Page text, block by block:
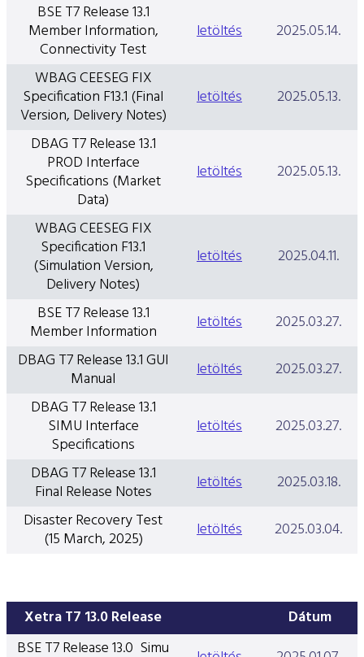
BSE T7 Release 13.1
Member Information,
Connectivity Test
letöltés
2025.05.14.
WBAG CEESEG FIX
Specification F13.1 (Final
Version, Delivery Notes)
letöltés
2025.05.13.
DBAG T7 Release 13.1
PROD Interface
Specifications (Market
Data)
letöltés 2025.05.13.
WBAG CEESEG FIX
Specification F13.1
(Simulation Version,
Delivery Notes)
letöltés 2025.04.11.
BSE T7 Release 13.1
Member Information letöltés
2025.03.27.
DBAG T7 Release 13.1 GUI
Manual letöltés
2025.03.27.
DBAG T7 Release 13.1
SIMU Interface
Specifications
letöltés
2025.03.27.
DBAG T7 Release 13.1
Final Release Notes letöltés
2025.03.18.
Disaster Recovery Test
(15 March, 2025) letöltés 2025.03.04.
Xetra T7 13.0 Release
Dátum
BSE T7 Release 13.0 Simu